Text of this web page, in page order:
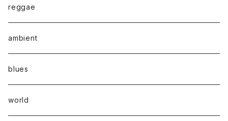
reggae
ambient
blues
world